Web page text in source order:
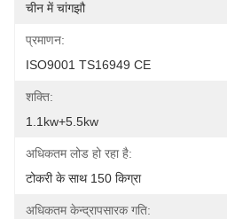
चीन में चांगझौ
प्रमाणन:
ISO9001 TS16949 CE
शक्ति:
1.1kw+5.5kw
अधिकतम लोड हो रहा है:
टोकरी के साथ 150 किग्रा
अधिकतम केन्द्रापसारक गति: